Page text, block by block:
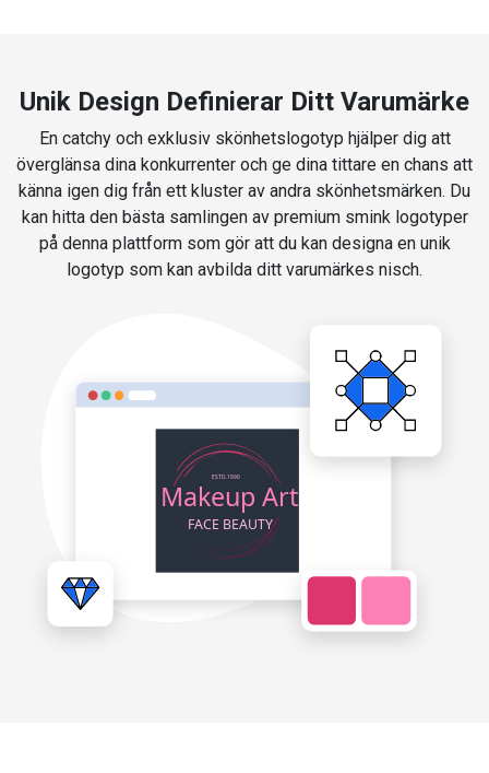
Unik Design Definierar Ditt Varumärke
En catchy och exklusiv skönhetslogotyp hjälper dig att
överglänsa dina konkurrenter och ge dina tittare en chans att
känna igen dig från ett kluster av andra skönhetsmärken. Du
kan hitta den bästa samlingen av premium smink logotyper
på denna plattform som gör att du kan designa en unik
logotyp som kan avbilda ditt varumärkes nisch.